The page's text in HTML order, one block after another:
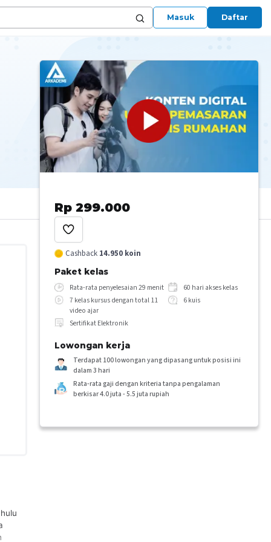
Masuk Daftar
Rp 299.000
Cashback 14.950 koin
Paket kelas
Rata-rata penyelesaian 29 menit
60 hari akses kelas
7 kelas kursus dengan total 11
video ajar
6 kuis
Sertifikat Elektronik
Lowongan kerja
Terdapat 100 lowongan yang dipasang untuk posisi ini
dalam 3 hari
Rata-rata gaji dengan kriteria tanpa pengalaman
berkisar 4.0 juta - 5.5 juta rupiah